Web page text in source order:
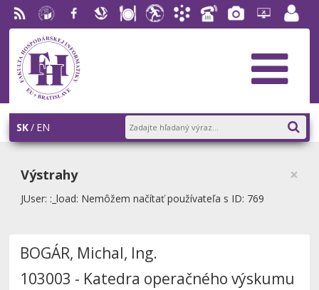
RSS EU v
Bratislave
FacebookSlovenskáStravovanie
ŠtudentskýAkademický
TelefónnyFotogaléria
Helpdesk
portál
SK EN
×
Výstrahy
JUser: :_load: Nemôžem načítať používateľa s ID: 769
BOGÁR, Michal, Ing.
103003 - Katedra operačného výskumu